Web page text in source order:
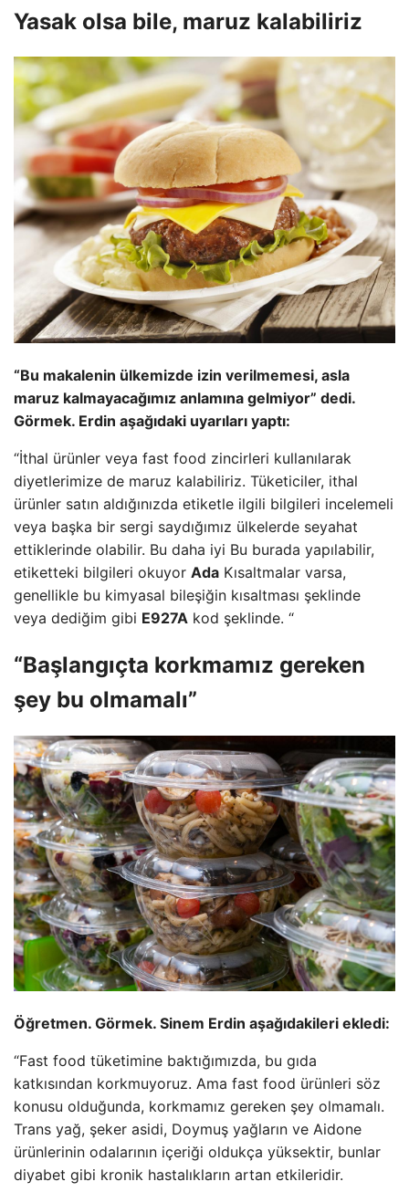
Yasak olsa bile, maruz kalabiliriz
“Bu makalenin ülkemizde izin verilmemesi, asla
maruz kalmayacağımız anlamına gelmiyor” dedi.
Görmek. Erdin aşağıdaki uyarıları yaptı:
“İthal ürünler veya fast food zincirleri kullanılarak
diyetlerimize de maruz kalabiliriz. Tüketiciler, ithal
ürünler satın aldığınızda etiketle ilgili bilgileri incelemeli
veya başka bir sergi saydığımız ülkelerde seyahat
ettiklerinde olabilir. Bu daha iyi Bu burada yapılabilir,
etiketteki bilgileri okuyor Ada Kısaltmalar varsa,
genellikle bu kimyasal bileşiğin kısaltması şeklinde
veya dediğim gibi E927A kod şeklinde. “
“Başlangıçta korkmamız gereken
şey bu olmamalı”
Öğretmen. Görmek. Sinem Erdin aşağıdakileri ekledi:
“Fast food tüketimine baktığımızda, bu gıda
katkısından korkmuyoruz. Ama fast food ürünleri söz
konusu olduğunda, korkmamız gereken şey olmamalı.
Trans yağ, şeker asidi, Doymuş yağların ve Aidone
ürünlerinin odalarının içeriği oldukça yüksektir, bunlar
diyabet gibi kronik hastalıkların artan etkileridir.